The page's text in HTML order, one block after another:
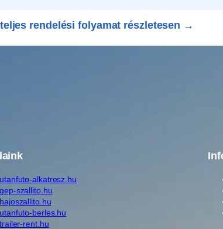
rendelési folyamat részletesen →
utanfuto-alkatresz.hu
gep-szallito.hu
hajoszallito.hu
utanfuto-berles.hu
trailer-rent.hu